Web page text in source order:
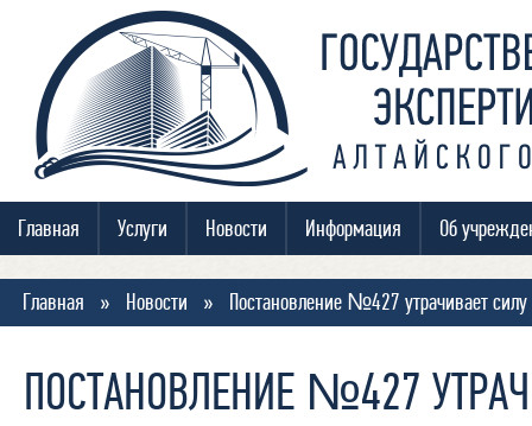
Главная Услуги Новости Информация Об
Главная » Новости » Постановление №427 утрачивает силу
ПОСТАНОВЛЕНИЕ №427